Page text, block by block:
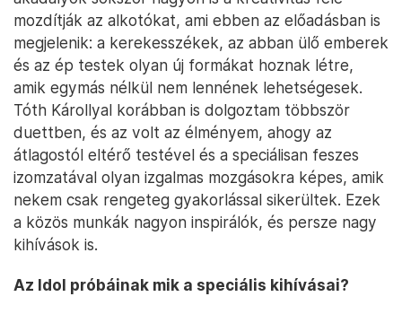
mozdítják az alkotókat, ami ebben az előadásban is
megjelenik: a kerekesszékek, az abban ülő emberek
és az ép testek olyan új formákat hoznak létre,
amik egymás nélkül nem lennének lehetségesek.
Tóth Károllyal korábban is dolgoztam többször
duettben, és az volt az élményem, ahogy az
átlagostól eltérő testével és a speciálisan feszes
izomzatával olyan izgalmas mozgásokra képes, amik
nekem csak rengeteg gyakorlással sikerültek. Ezek
a közös munkák nagyon inspirálók, és persze nagy
kihívások is.
Az Idol próbáinak mik a speciális kihívásai?